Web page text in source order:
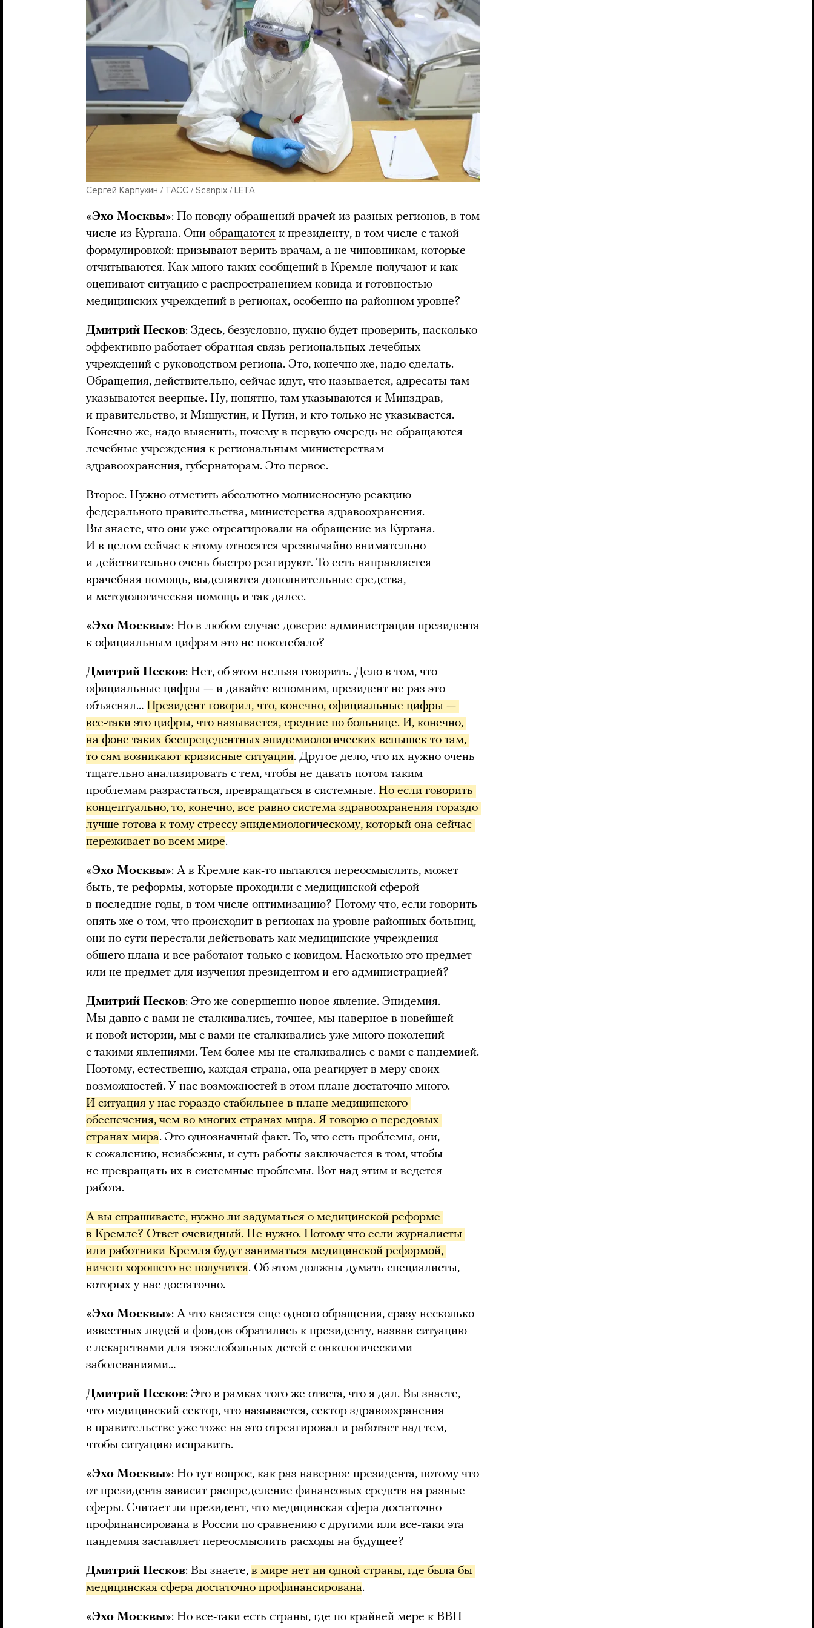
Сергей Карпухин / ТАСС / Scanpix / LETA
«Эхо Москвы»: По поводу обращений врачей из разных регионов, в том
числе из Кургана. Они обращаются к президенту, в том числе с такой
формулировкой: призывают верить врачам, а не чиновникам, которые
отчитываются. Как много таких сообщений в Кремле получают и как
оценивают ситуацию с распространением ковида и готовностью
медицинских учреждений в регионах, особенно на районном уровне?
Дмитрий Песков: Здесь, безусловно, нужно будет проверить, насколько
эффективно работает обратная связь региональных лечебных
учреждений с руководством региона. Это, конечно же, надо сделать.
Обращения, действительно, сейчас идут, что называется, адресаты там
указываются веерные. Ну, понятно, там указываются и Минздрав,
и правительство, и Мишустин, и Путин, и кто только не указывается.
Конечно же, надо выяснить, почему в первую очередь не обращаются
лечебные учреждения к региональным министерствам
здравоохранения, губернаторам. Это первое.
Второе. Нужно отметить абсолютно молниеносную реакцию
федерального правительства, министерства здравоохранения.
Вы знаете, что они уже отреагировали на обращение из Кургана.
И в целом сейчас к этому относятся чрезвычайно внимательно
и действительно очень быстро реагируют. То есть направляется
врачебная помощь, выделяются дополнительные средства,
и методологическая помощь и так далее.
«Эхо Москвы»: Но в любом случае доверие администрации президента
к официальным цифрам это не поколебало?
Дмитрий Песков: Нет, об этом нельзя говорить. Дело в том, что
официальные цифры — и давайте вспомним, президент не раз это
объяснял… Президент говорил, что, конечно, официальные цифры —
все-таки это цифры, что называется, средние по больнице. И, конечно,
на фоне таких беспрецедентных эпидемиологических вспышек то там,
то сям возникают кризисные ситуации. Другое дело, что их нужно очень
тщательно анализировать с тем, чтобы не давать потом таким
проблемам разрастаться, превращаться в системные. Но если говорить
концептуально, то, конечно, все равно система здравоохранения гораздо
лучше готова к тому стрессу эпидемиологическому, который она сейчас
переживает во всем мире.
«Эхо Москвы»: А в Кремле как-то пытаются переосмыслить, может
быть, те реформы, которые проходили с медицинской сферой
в последние годы, в том числе оптимизацию? Потому что, если говорить
опять же о том, что происходит в регионах на уровне районных больниц,
они по сути перестали действовать как медицинские учреждения
общего плана и все работают только с ковидом. Насколько это предмет
или не предмет для изучения президентом и его администрацией?
Дмитрий Песков: Это же совершенно новое явление. Эпидемия.
Мы давно с вами не сталкивались, точнее, мы наверное в новейшей
и новой истории, мы с вами не сталкивались уже много поколений
с такими явлениями. Тем более мы не сталкивались с вами с пандемией.
Поэтому, естественно, каждая страна, она реагирует в меру своих
возможностей. У нас возможностей в этом плане достаточно много.
И ситуация у нас гораздо стабильнее в плане медицинского
обеспечения, чем во многих странах мира. Я говорю о передовых
странах мира. Это однозначный факт. То, что есть проблемы, они,
к сожалению, неизбежны, и суть работы заключается в том, чтобы
не превращать их в системные проблемы. Вот над этим и ведется
работа.
А вы спрашиваете, нужно ли задуматься о медицинской реформе
в Кремле? Ответ очевидный. Не нужно. Потому что если журналисты
или работники Кремля будут заниматься медицинской реформой,
ничего хорошего не получится. Об этом должны думать специалисты,
которых у нас достаточно.
«Эхо Москвы»: А что касается еще одного обращения, сразу несколько
известных людей и фондов обратились к президенту, назвав ситуацию
с лекарствами для тяжелобольных детей с онкологическими
заболеваниями…
Дмитрий Песков: Это в рамках того же ответа, что я дал. Вы знаете,
что медицинский сектор, что называется, сектор здравоохранения
в правительстве уже тоже на это отреагировал и работает над тем,
чтобы ситуацию исправить.
«Эхо Москвы»: Но тут вопрос, как раз наверное президента, потому что
от президента зависит распределение финансовых средств на разные
сферы. Считает ли президент, что медицинская сфера достаточно
профинансирована в России по сравнению с другими или все-таки эта
пандемия заставляет переосмыслить расходы на будущее?
Дмитрий Песков: Вы знаете, в мире нет ни одной страны, где была бы
медицинская сфера достаточно профинансирована.
«Эхо Москвы»: Но все-таки есть страны, где по крайней мере к ВВП